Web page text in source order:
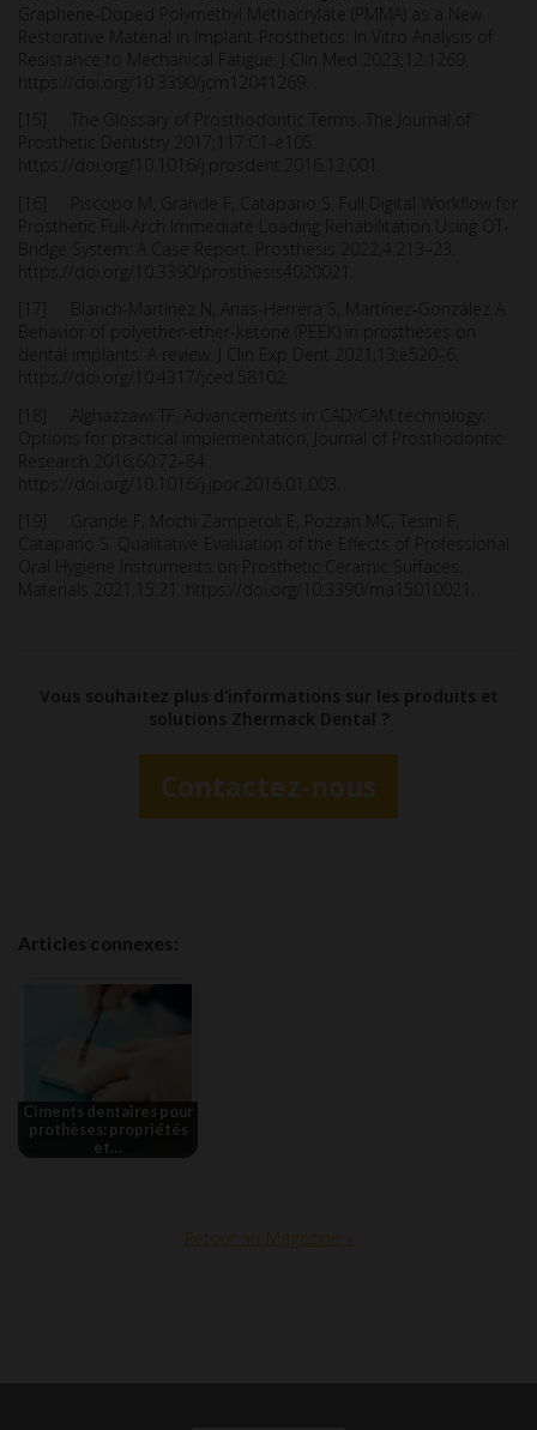
Graphene-Doped Polymethyl Methacrylate (PMMA) as a New
Restorative Material in Implant-Prosthetics: In Vitro Analysis of
Resistance to Mechanical Fatigue. J Clin Med 2023;12:1269.
https://doi.org/10.3390/jcm12041269.
[15] The Glossary of Prosthodontic Terms. The Journal of
Prosthetic Dentistry 2017;117:C1-e105.
https://doi.org/10.1016/j.prosdent.2016.12.001.
[16] Piscopo M, Grande F, Catapano S. Full Digital Workflow for
Prosthetic Full-Arch Immediate Loading Rehabilitation Using OT-
Bridge System: A Case Report. Prosthesis 2022;4:213–23.
https://doi.org/10.3390/prosthesis4020021.
[17] Blanch-Martínez N, Arias-Herrera S, Martínez-González A.
Behavior of polyether-ether-ketone (PEEK) in prostheses on
dental implants. A review. J Clin Exp Dent 2021;13:e520–6.
https://doi.org/10.4317/jced.58102.
[18] Alghazzawi TF. Advancements in CAD/CAM technology:
Options for practical implementation. Journal of Prosthodontic
Research 2016;60:72–84.
https://doi.org/10.1016/j.jpor.2016.01.003.
[19] Grande F, Mochi Zamperoli E, Pozzan MC, Tesini F,
Catapano S. Qualitative Evaluation of the Effects of Professional
Oral Hygiene Instruments on Prosthetic Ceramic Surfaces.
Materials 2021;15:21. https://doi.org/10.3390/ma15010021.
Vous souhaitez plus d'informations sur les produits et
solutions Zhermack Dental ?
Contactez-nous
Articles connexes:
Ciments dentaires pour
prothèses: propriétés
et…
Retour au Magazine »